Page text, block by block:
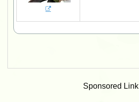
Sponsored Link